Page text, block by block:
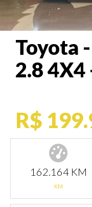
Toyota
2.8 4X4
R$
162.164 KM
KM